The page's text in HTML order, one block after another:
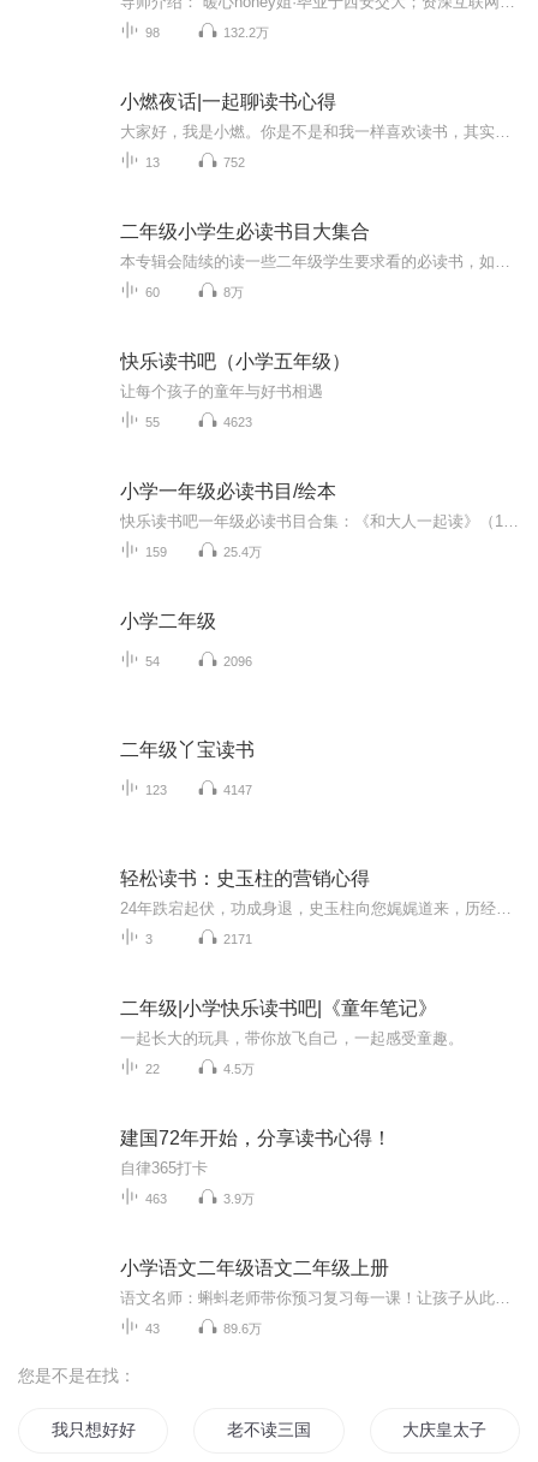
98 132.2万
小燃夜话|一起聊读书心得
13 752
二年级小学生必读书目大集合
60 8万
快乐读书吧（小学五年级）
让每个孩子的童年与好书相遇
55 4623
小学一年级必读书目/绘本
159 25.4万
小学二年级
54 2096
二年级丫宝读书
123 4147
轻松读书：史玉柱的营销心得
3 2171
二年级|小学快乐读书吧|《童年笔记》
一起长大的玩具，带你放飞自己，一起感受童趣。
22 4.5万
建国72年开始，分享读书心得！
自律365打卡
463 3.9万
小学语文二年级语文二年级上册
43 89.6万
您是不是在找：
我只想好好读书 老不读三国 大庆皇太子